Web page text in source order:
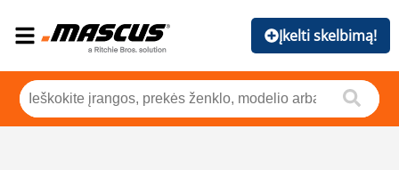
Įkelti skelbimą!